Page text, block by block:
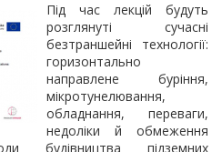
Під час лекцій будуть
розглянуті сучасні
безтраншейні технології:
горизонтально
направлене буріння,
мікротунелювання,
обладнання, переваги,
недоліки й обмеження
будівництва підземних